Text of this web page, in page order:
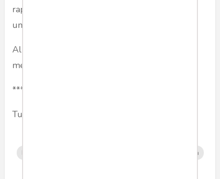
raport dibagikan, saya mendapat angka tujuh
untuk mata pelajaran sejarah.
Alhamdulillah. Saya sangat respek dan
mengapresiasi Pak Guru Sejarah.
***
Tulisan sebelumnya:
catatanharian